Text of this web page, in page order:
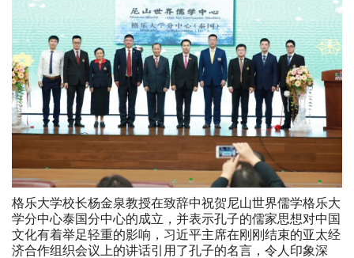
格乐大学校长杨金泉教授在致辞中祝贺尼山世界儒学格乐大
学分中心泰国分中心的成立，并表示孔子的儒家思想对中国
文化有着举足轻重的影响，习近平主席在刚刚结束的亚太经
济合作组织会议上的讲话引用了孔子的名言，令人印象深